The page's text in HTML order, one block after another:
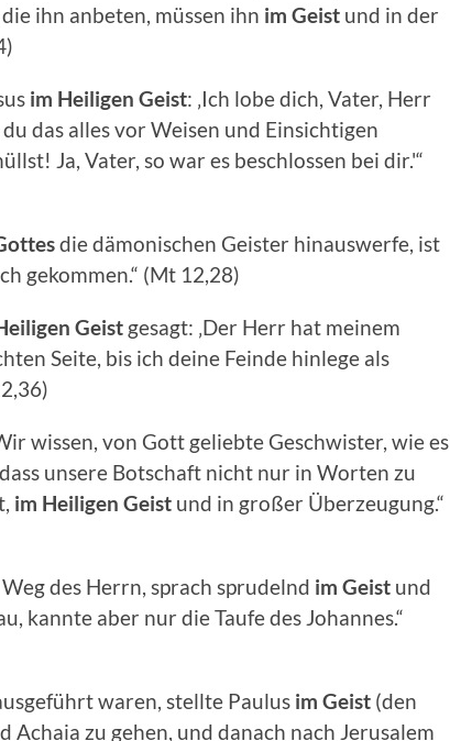
ihn anbeten, müssen ihn im Geist und in der
im Heiligen Geist: ‚Ich lobe dich, Vater, Herr
das alles vor Weisen und Einsichtigen
Ja, Vater, so war es beschlossen bei dir.'“
die dämonischen Geister hinauswerfe, ist
gekommen.“ (Mt 12,28)
Geist gesagt: ‚Der Herr hat meinem
Seite, bis ich deine Feinde hinlege als
wissen, von Gott geliebte Geschwister, wie es
unsere Botschaft nicht nur in Worten zu
im Heiligen Geist und in großer Überzeugung.“
des Herrn, sprach sprudelnd im Geist und
kannte aber nur die Taufe des Johannes.“
waren, stellte Paulus im Geist (den
Achaia zu gehen, und danach nach Jerusalem